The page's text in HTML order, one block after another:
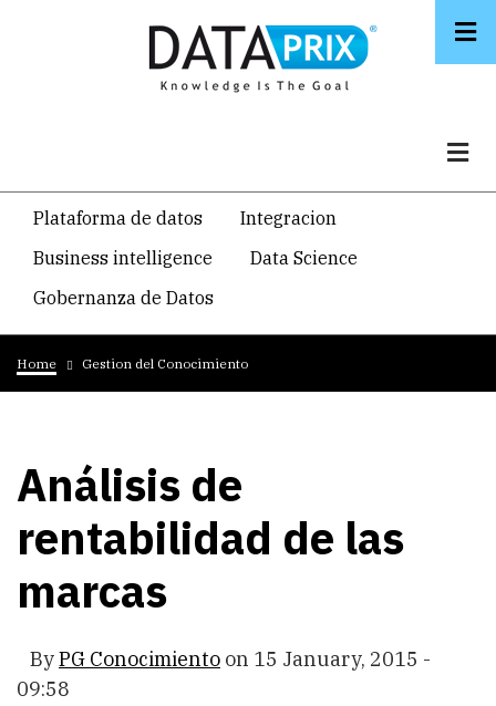
Navegacion
temática
principal
Plataforma de datos
Integracion
Business intelligence
Data Science
Gobernanza de Datos
Breadcrumb
Home Gestion del Conocimiento
Análisis de
rentabilidad de las
marcas
ByPG Conocimiento on 15 January, 2015 -
09:58